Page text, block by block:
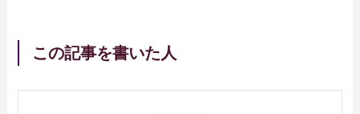
この記事を書いた人